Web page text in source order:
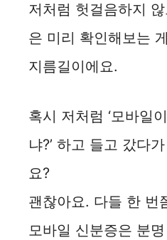
저처럼 헛걸음하지
은 미리 확인해보는
지름길이에요.
혹시 저처럼 ‘모바일
냐?’ 하고 들고 갔다
요?
괜찮아요. 다들 한 번
모바일 신분증은 분